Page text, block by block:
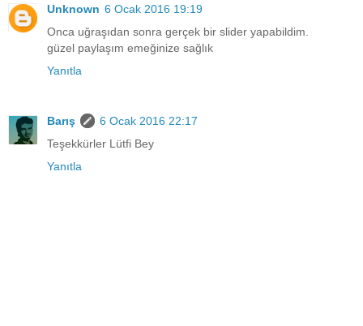
Unknown 6 Ocak 2016 19:19
Onca uğraşıdan sonra gerçek bir slider yapabildim.
güzel paylaşım emeğinize sağlık
Yanıtla
Barış
6 Ocak 2016 22:17
Teşekkürler Lütfi Bey
Yanıtla